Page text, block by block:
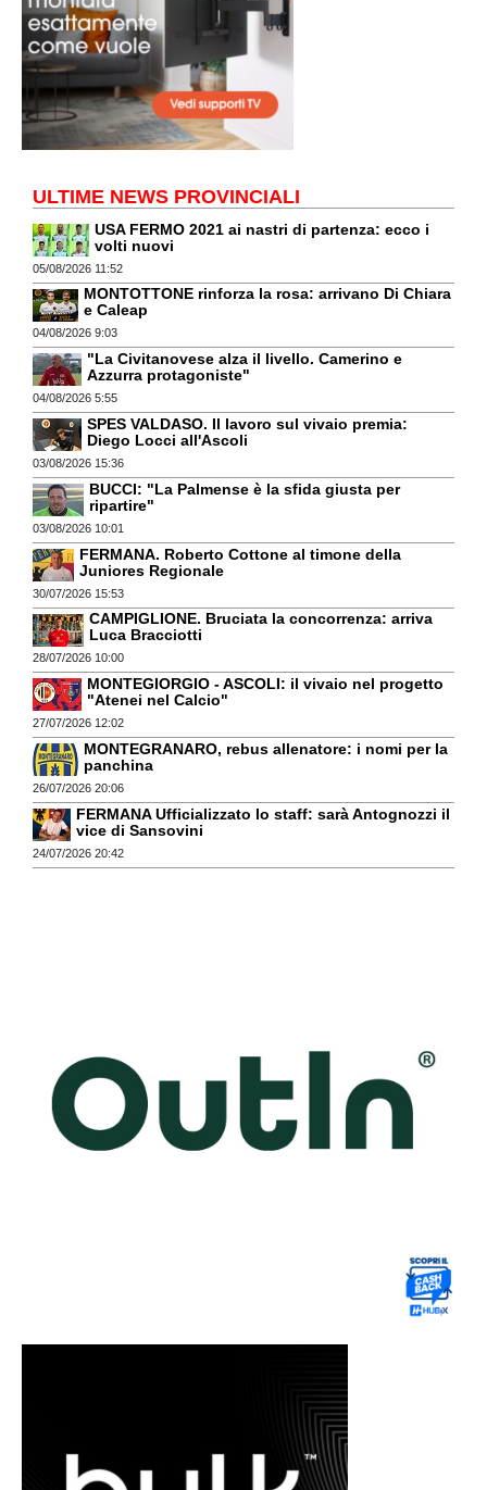
ULTIME NEWS PROVINCIALI
USA FERMO 2021 ai nastri di partenza: ecco i
volti nuovi
05/08/2026 11:52
MONTOTTONE rinforza la rosa: arrivano Di Chiara
e Caleap
04/08/2026 9:03
"La Civitanovese alza il livello. Camerino e
Azzurra protagoniste"
04/08/2026 5:55
SPES VALDASO. Il lavoro sul vivaio premia:
Diego Locci all'Ascoli
03/08/2026 15:36
BUCCI: "La Palmense è la sfida giusta per
ripartire"
03/08/2026 10:01
FERMANA. Roberto Cottone al timone della
Juniores Regionale
30/07/2026 15:53
CAMPIGLIONE. Bruciata la concorrenza: arriva
Luca Bracciotti
28/07/2026 10:00
MONTEGIORGIO - ASCOLI: il vivaio nel progetto
"Atenei nel Calcio"
27/07/2026 12:02
MONTEGRANARO, rebus allenatore: i nomi per la
panchina
26/07/2026 20:06
FERMANA Ufficializzato lo staff: sarà Antognozzi il
vice di Sansovini
24/07/2026 20:42